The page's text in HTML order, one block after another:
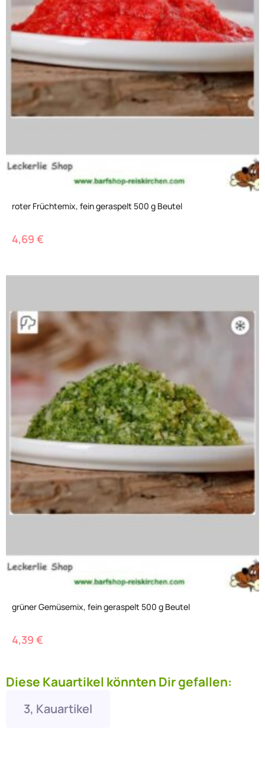
roter Früchtemix, fein geraspelt 500 g Beutel
4,69 €
grüner Gemüsemix, fein geraspelt 500 g Beutel
4,39 €
Diese Kauartikel könnten Dir gefallen:
3, Kauartikel